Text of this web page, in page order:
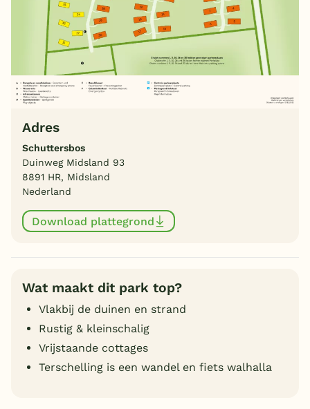
Adres
Schuttersbos
Duinweg Midsland 93
8891 HR, Midsland
Nederland
Download plattegrond
Wat maakt dit park top?
Vlakbij de duinen en strand
Rustig & kleinschalig
Vrijstaande cottages
Terschelling is een wandel en fiets walhalla